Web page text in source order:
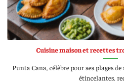
Cuisine maison et recettes
Punta Cana, célèbre pour ses plages
étincelantes,